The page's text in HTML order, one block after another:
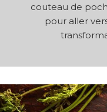
couteau de
pour aller